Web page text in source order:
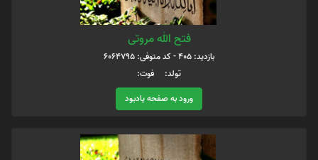
فتح الله مروتی
بازدید: 405 - کد متوفی: 6064795
تولد: فوت:
ورود به صفحه یادبود